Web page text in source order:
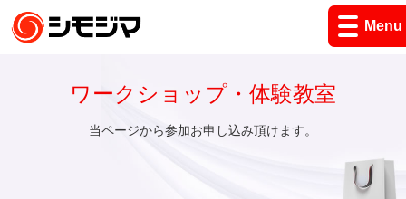
Menu
ワークショップ・体験教室
当ページから参加お申し込み頂けます。